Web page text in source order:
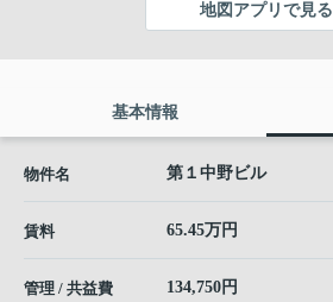
地図アプリで見る
基本情報
物件名 第１中野ビル
賃料 65.45万円
管理 / 共益費 134,750円